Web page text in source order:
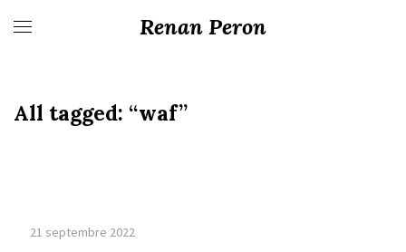
Renan Peron
All tagged: “waf”
21 septembre 2022